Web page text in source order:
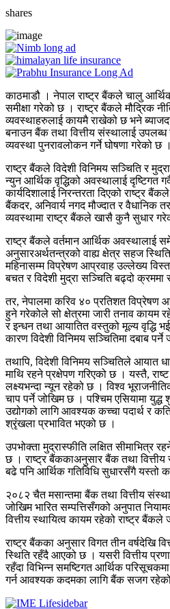
shares
काठमाडौ । नेपाल राष्ट्र बैंकले चालु
समीक्षा गरेको छ । राष्ट्र बैंकले मौद्रिक
व्यवस्थाहरुलाई कायमै राखेको छ भने
बनाउन बैंक तथा वित्तीय संस्थालाई उपलब्ध
व्यवस्था पुनरावलोकन गर्ने घोषणा गरेको छ ।
राष्ट्र बैंकले विदेशी विनिमय सञ्चिति र
न्युन आर्थिक वृद्धिको अवस्थालाई दृष्टिगत
कार्यदिशालाई निरन्तरता दिएको राष्ट्र
बैंकदर, अनिवार्य नगद मौज्दात र वैधानिक
व्यवस्थामा राष्ट्र बैंकले खासै कुनै सुधार
राष्ट्र बैंकले वर्तमान आर्थिक अवस्थालाई
अनुसारअर्थतन्त्रको वाह्य क्षेत्र सहज
महिनासम्म विप्रेषण आप्रवाह उल्लेख्य
बचत र विदेशी मुद्रा सञ्चिति बढ्दो क्रममा
तर, नेपालमा करिव ४० प्रतिशत विप्रेषण
हुने गरेकोले सो क्षेत्रमा जारी तनाव कायम
र इन्धन तथा आयातित वस्तुको मूल्य वृद्धि
कारण विदेशी विनिमय सञ्चितिमा दबाब पर्ने
तथापि, विदेशी विनिमय सञ्चितिले आयात
माथि रहने प्रक्षेपण गरिएको छ । यस्तै,
लक्ष्यभन्दा न्यून रहेको छ । विश्व
चाप पर्ने जोखिम छ । पश्चिम एसियामा युद्ध
उद्योगको लागि आवश्यक कच्चा पदार्थ र
श्रृंखला प्रभावित भएको छ ।
उपभोक्ता मुद्रास्फीति लक्षित सीमाभित्र
छ । राष्ट्र बैंककाअनुसार बैंक तथा वित्तीय
बढे पनि आर्थिक गतिविधि सुधारसँगै यस्तो
२०८२ चैत मसान्तमा बैंक तथा वित्तीय
जोखिम भारित सम्पत्तिसँगको अनुपात
वित्तीय स्थायित्व कायम रहेको राष्ट्र बैंकले
राष्ट्र बैंकका अनुसार विगत तीन वर्षदेखि
स्थिति रहँदै आएको छ । यसरी वित्तीय
रहँदा विभिन्न समष्टिगत आर्थिक
गर्न आवश्यक कदमका लागि बैंक सजग